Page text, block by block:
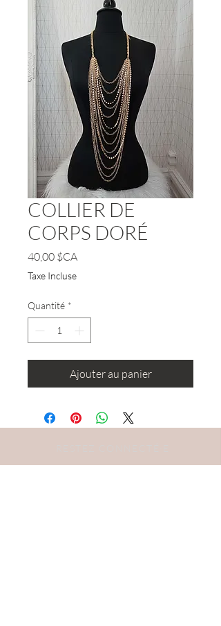
COLLIER DE
CORPS DORÉ
40,00 $CAPrix
Taxe Incluse
Quantité *
Ajouter au panier